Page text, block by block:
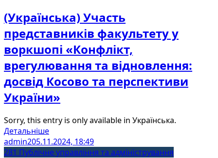
(Українська) Участь
представників факультету у
воркшопі «Конфлікт,
врегулювання та відновлення:
досвід Косово та перспективи
України»
Sorry, this entry is only available in Українська.
Детальніше
admin205.11.2024, 18:49
281 Публічне управління та адміністрування